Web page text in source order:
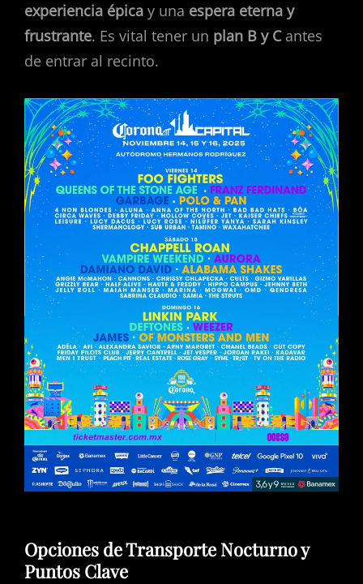
experiencia épica y una espera eterna y
frustrante. Es vital tener un plan B y Cantes
de entrar al recinto.
Opciones de Transporte Nocturno y
Puntos Clave